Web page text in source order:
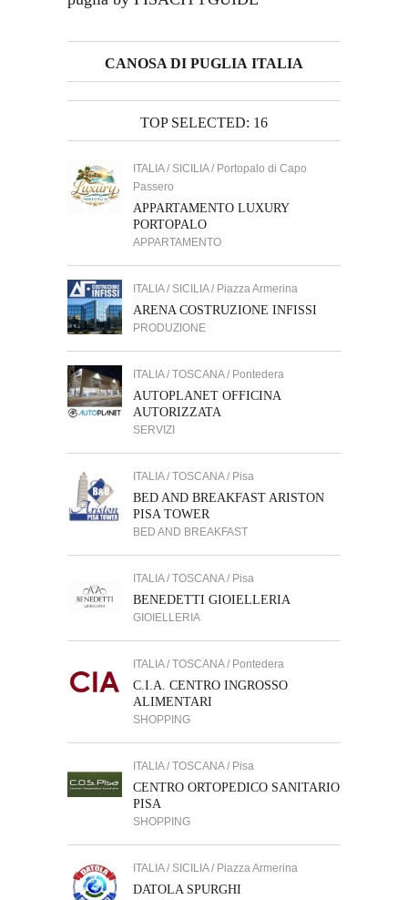
CANOSA DI PUGLIA ITALIA
TOP SELECTED: 16
ITALIA / SICILIA / Portopalo di Capo
Passero
APPARTAMENTO LUXURY
PORTOPALO
APPARTAMENTO
ITALIA / SICILIA / Piazza Armerina
ARENA COSTRUZIONE INFISSI
PRODUZIONE
ITALIA / TOSCANA / Pontedera
AUTOPLANET OFFICINA
AUTORIZZATA
SERVIZI
ITALIA / TOSCANA / Pisa
BED AND BREAKFAST ARISTON
PISA TOWER
BED AND BREAKFAST
ITALIA / TOSCANA / Pisa
BENEDETTI GIOIELLERIA
GIOIELLERIA
ITALIA / TOSCANA / Pontedera
C.I.A. CENTRO INGROSSO
ALIMENTARI
SHOPPING
ITALIA / TOSCANA / Pisa
CENTRO ORTOPEDICO SANITARIO
PISA
SHOPPING
ITALIA / SICILIA / Piazza Armerina
DATOLA SPURGHI